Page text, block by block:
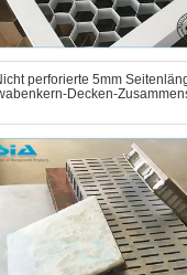
perforierte 5mm
Decken-